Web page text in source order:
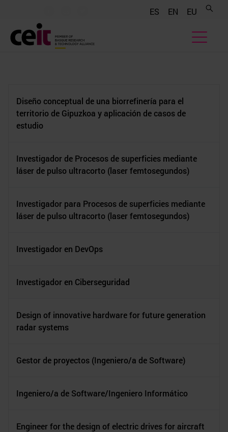
ES EN EU
Diseño conceptual de una biorrefinería para el
territorio de Gipuzkoa y aplicación de casos de
estudio
Investigador de Procesos de superficies mediante
láser de pulso ultracorto (laser femtosegundos)
Investigador para Procesos de superficies mediante
láser de pulso ultracorto (laser femtosegundos)
Investigador en DevOps
Investigador en Ciberseguridad
Design of innovative hardware for future generation
radar systems
Gestor de proyectos (Ingeniero/a de Software)
Ingeniero/a de Software/Ingeniero Informático
Engineer for the design of electric drives for aircraft